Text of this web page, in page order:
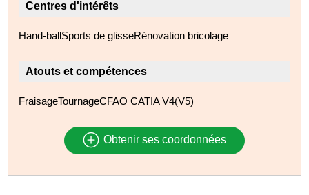
Centres d'intérêts
Hand-ballSports de glisseRénovation bricolage
Atouts et compétences
FraisageTournageCFAO CATIA V4(V5)
Obtenir ses coordonnées